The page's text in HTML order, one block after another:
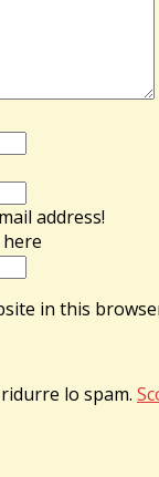
address!
in this
lo spam.